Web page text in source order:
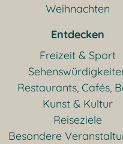
Weihnachten
Entdecken
Freizeit & Sport
Restaurants, Cafés,
Kunst & Kultur
Reiseziele
Besondere